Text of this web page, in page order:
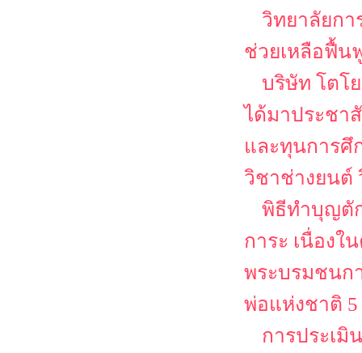
วิทยาลัยกา
ช่วยเหลือฟื้น
บริษัท โตโ
ได้มาประชา
และทุนการศึ
วิชาช่างยนต์
พิธีทำบุญตั
การะ เนื่องใ
พระบรมชนก
พ่อแห่งชาติ
การประเ